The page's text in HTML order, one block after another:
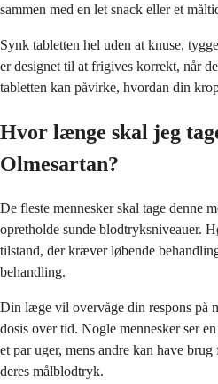
sammen med en let snack eller et
Synk tabletten hel uden at knuse,
er designet til at frigives korrekt, når
tabletten kan påvirke, hvordan din
Hvor længe skal jeg
Olmesartan?
De fleste mennesker skal tage denne
opretholde sunde blodtryksniveauer.
tilstand, der kræver løbende
behandling.
Din læge vil overvåge din respons på
dosis over tid. Nogle mennesker ser
et par uger, mens andre kan have
deres målblodtryk.